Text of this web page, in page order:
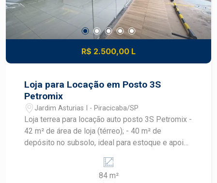
R$ 2.500,00 L
Loja para Locação em Posto 3S
Petromix
Jardim Asturias I - Piracicaba/SP
Loja terrea para locação auto posto 3S Petromix -
42 m² de área de loja (térreo); - 40 m² de
depósito no subsolo, ideal para estoque e apoio
apoio; - Localização privilegiada dentro do Auto
Posto 3S Petromix, garantindo grande circulação
84 m²